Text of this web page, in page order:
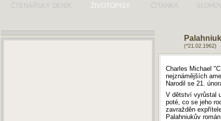
ČTENÁŘSKÝ DENÍK ŽIVOTOPISY ČÍTANKA
Palahniuk
(*21.02.1962)
Charles Michael
nejznámějších
Narodil se 21.
V dětství vyrůstal
poté, co se jeho
zavražděn
Palahniukův